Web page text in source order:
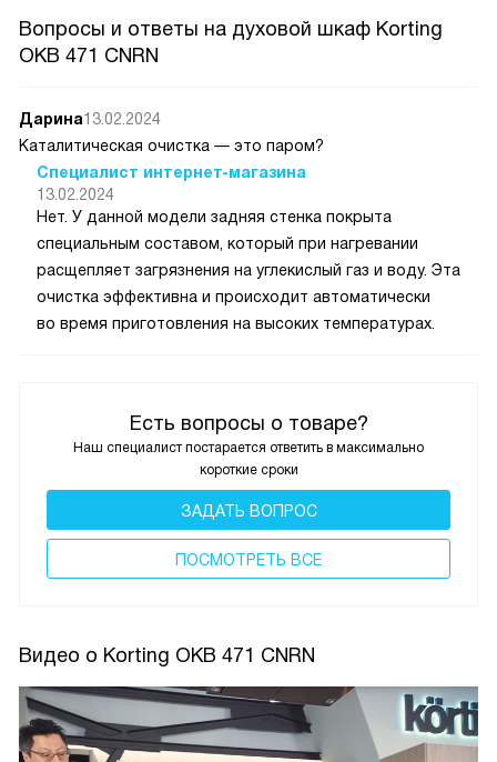
Вопросы и ответы на духовой шкаф Korting
OKB 471 CNRN
Есть вопросы о товаре?
Наш специалист постарается ответить в максимально
короткие сроки
ЗАДАТЬ ВОПРОС
ПОCМОТРЕТЬ ВСЕ
Дарина13.02.2024
Каталитическая очистка — это паром?
Специалист интернет-магазина
13.02.2024
Нет. У данной модели задняя стенка покрыта
специальным составом, который при нагревании
расщепляет загрязнения на углекислый газ и воду. Эта
очистка эффективна и происходит автоматически
во время приготовления на высоких температурах.
Видео о Korting OKB 471 CNRN